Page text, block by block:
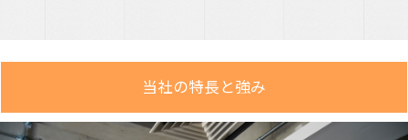
当社の特長と強み